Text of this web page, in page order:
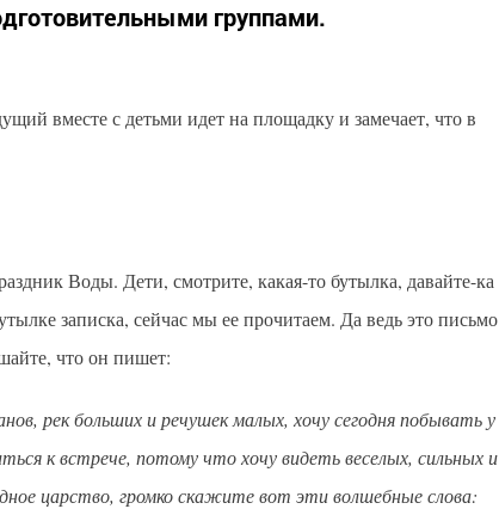
группами.
вместе с детьми идет на площадку и замечает, что в
Воды. Дети, смотрите, какая-то бутылка, давайте-ка
записка, сейчас мы ее прочитаем. Да ведь это письмо
что он пишет:
рек больших и речушек малых, хочу сегодня побывать у
к встрече, потому что хочу видеть веселых, сильных и
царство, громко скажите вот эти волшебные слова: